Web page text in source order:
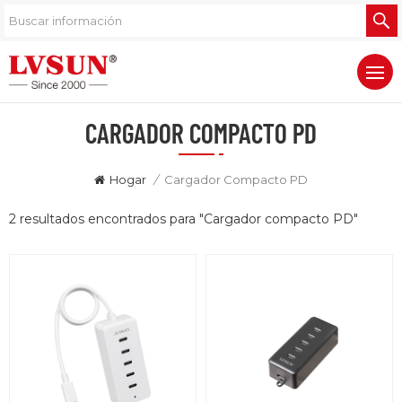
CARGADOR COMPACTO PD
Hogar / Cargador Compacto PD
2 resultados encontrados para "Cargador compacto PD"